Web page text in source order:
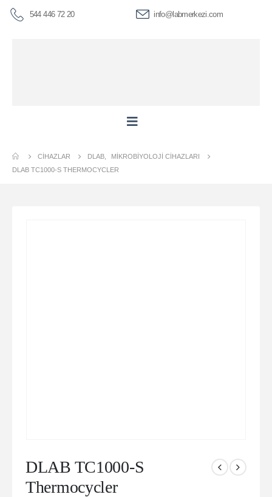
544 446 72 20 info@labmerkezi.com
CIHAZLAR DLAB
MIKROBIYOLOJI CIHAZLARI
DLAB TC1000-S THERMOCYCLER
DLAB TC1000-S
Thermocycler